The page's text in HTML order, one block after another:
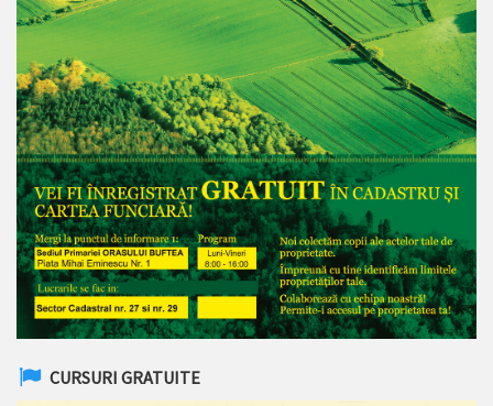
CURSURI GRATUITE